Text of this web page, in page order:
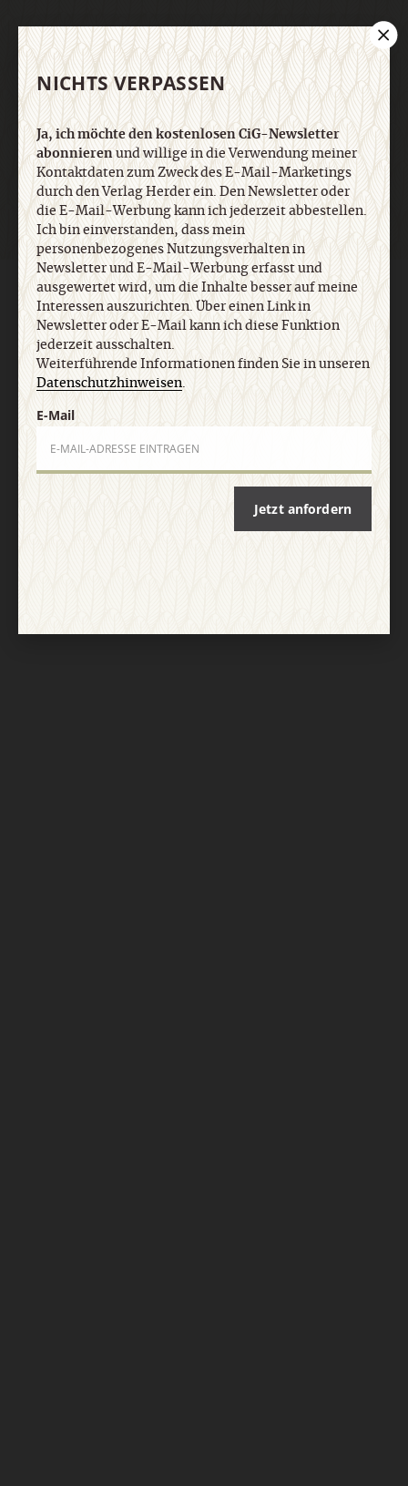
E-Mail
Jetzt anmelden
AGB und Widerrufsbelehrung Datenschutz
Barrierefreiheit
Impressum
Vertrag widerrufen Abo online kündigen
NICHTS VERPASSEN
Ja, ich möchte den kostenlosen CiG-Newsletter
abonnierenund willige in die Verwendung meiner
Kontaktdaten zum Zweck des E-Mail-Marketings
durch den Verlag Herder ein. Den Newsletter oder
die E-Mail-Werbung kann ich jederzeit abbestellen.
Ich bin einverstanden, dass mein
personenbezogenes Nutzungsverhalten in
Newsletter und E-Mail-Werbung erfasst und
ausgewertet wird, um die Inhalte besser auf meine
Interessen auszurichten. Über einen Link in
Newsletter oder E-Mail kann ich diese Funktion
jederzeit ausschalten.
Weiterführende Informationen finden Sie in unseren
Datenschutzhinweisen.
E-Mail
Jetzt anfordern